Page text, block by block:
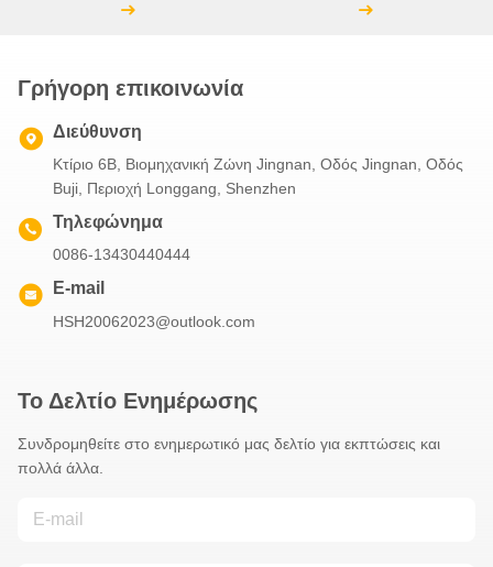
Γρήγορη επικοινωνία
Διεύθυνση
Κτίριο 6B, Βιομηχανική Ζώνη Jingnan, Οδός Jingnan, Οδός
Buji, Περιοχή Longgang, Shenzhen
Τηλεφώνημα
0086-13430440444
E-mail
HSH20062023@outlook.com
Το Δελτίο Ενημέρωσης
Συνδρομηθείτε στο ενημερωτικό μας δελτίο για εκπτώσεις και
πολλά άλλα.